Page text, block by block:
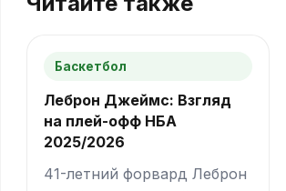
Баскетбол
Леброн Джеймс: Взгляд
на плей-офф НБА
2025/2026
41-летний форвард Леброн